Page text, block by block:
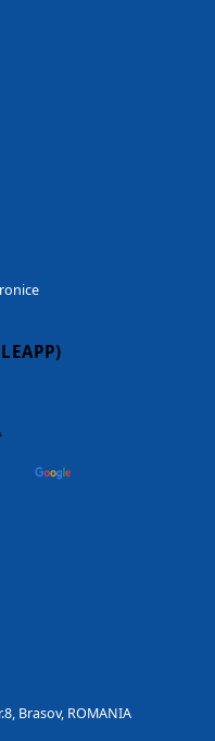
Brasov, ROMANIA